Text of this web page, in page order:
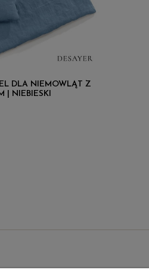
DLA NIEMOWLĄT Z
| NIEBIESKI